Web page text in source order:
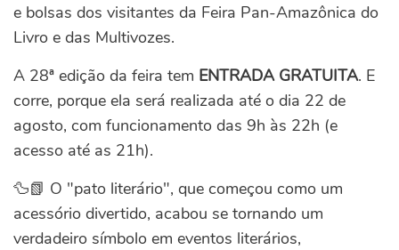
e bolsas dos visitantes da Feira Pan-Amazônica do
Livro e das Multivozes.
A 28ª edição da feira tem ENTRADA GRATUITA. E
corre, porque ela será realizada até o dia 22 de
agosto, com funcionamento das 9h às 22h (e
acesso até as 21h).
🦆📗 O "pato literário", que começou como um
acessório divertido, acabou se tornando um
verdadeiro símbolo em eventos literários,